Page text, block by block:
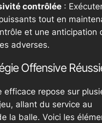
contrôlée:
tout en
et une anticipation
adverses.
Offensive
efficace repose sur
allant du service au
la balle. Voici les